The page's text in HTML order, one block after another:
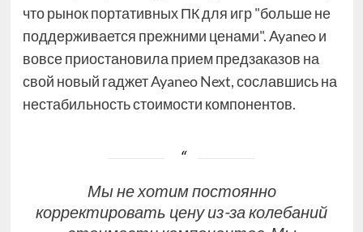
что рынок портативных ПК для игр "больше не
поддерживается прежними ценами". Ayaneo и
вовсе приостановила прием предзаказов на
свой новый гаджет Ayaneo Next, сославшись на
нестабильность стоимости компонентов.
Мы не хотим постоянно
корректировать цену из-за колебаний